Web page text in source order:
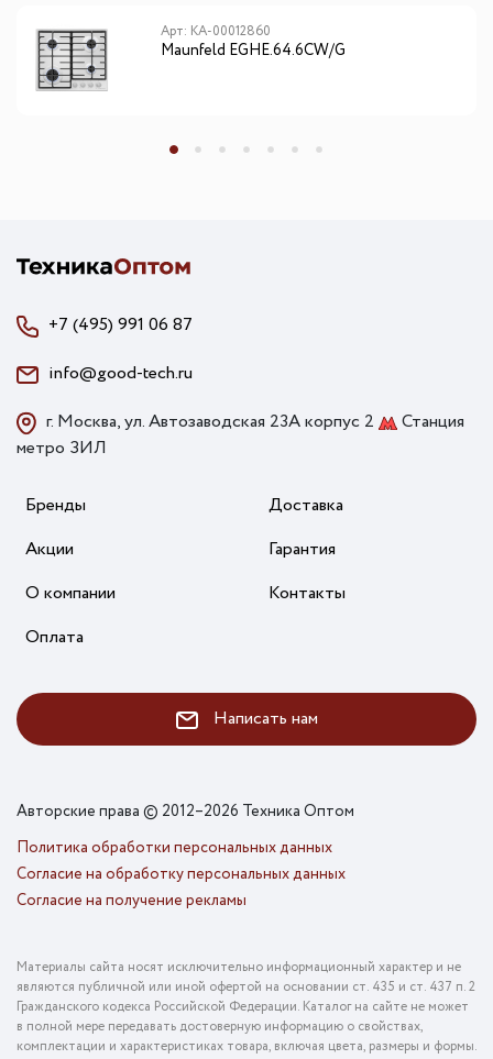
Арт: КА-00012860
Maunfeld EGHE.64.6CW/G
+7 (495) 991 06 87
info@good-tech.ru
г. Москва, ул. Автозаводская 23А корпус 2
Станция
метро ЗИЛ
Бренды
Акции
О компании
Оплата
Доставка
Гарантия
Контакты
Написать нам
Авторские права © 2012–2026 Техника Оптом
Политика обработки персональных данных
Согласие на обработку персональных данных
Согласие на получение рекламы
Материалы сайта носят исключительно информационный характер и не
являются публичной или иной офертой на основании ст. 435 и ст. 437 п. 2
Гражданского кодекса Российской Федерации. Каталог на сайте не может
в полной мере передавать достоверную информацию о свойствах,
комплектации и характеристиках товара, включая цвета, размеры и формы.